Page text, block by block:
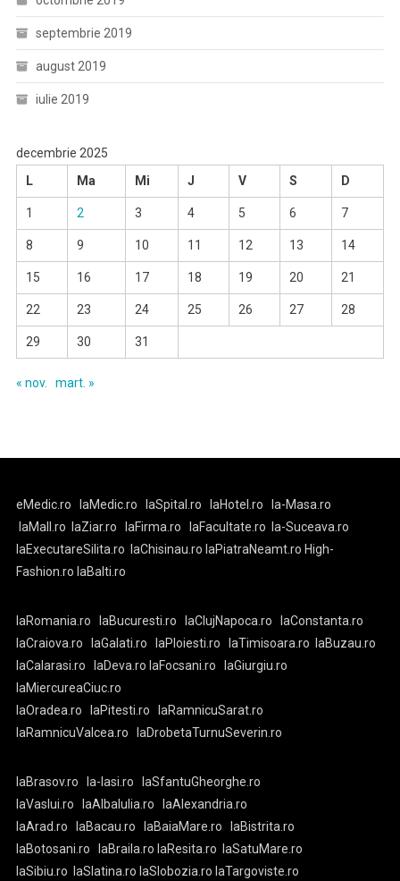
septembrie 2019
august 2019
iulie 2019
decembrie 2025
L
Ma Mi J V S D
1 2 3 4 5 6 7
8 9 10 11 12 13 14
15 16 17 18 19 20 21
22 23 24 25 26 27 28
29 30 31
« nov. mart. »
eMedic.ro laMedic.ro laSpital.ro laHotel.ro
la-Masa.ro
laMall.ro
laZiar.ro laFirma.ro laFacultate.ro
la-Suceava.ro
laExecutareSilita.ro
laChisinau.ro laPiatraNeamt.ro High-
Fashion.ro laBalti.ro
laRomania.ro laBucuresti.ro laClujNapoca.ro
laConstanta.ro
laCraiova.ro
laGalati.ro laPloiesti.ro laTimisoara.ro
laBuzau.ro
laCalarasi.ro
laDeva.ro laFocsani.ro
laGiurgiu.ro
laMiercureaCiuc.ro
laOradea.ro
laPitesti.ro
laRamnicuSarat.ro
laRamnicuValcea.ro
laDrobetaTurnuSeverin.ro
laBrasov.ro la-Iasi.ro
laSfantuGheorghe.ro
laVaslui.ro
laAlbaIulia.ro
laAlexandria.ro
laArad.ro
laBacau.ro laBaiaMare.ro
laBistrita.ro
laBotosani.ro
laBraila.ro laResita.ro
laSatuMare.ro
laSibiu.ro
laSlatina.ro laSlobozia.ro laTargoviste.ro